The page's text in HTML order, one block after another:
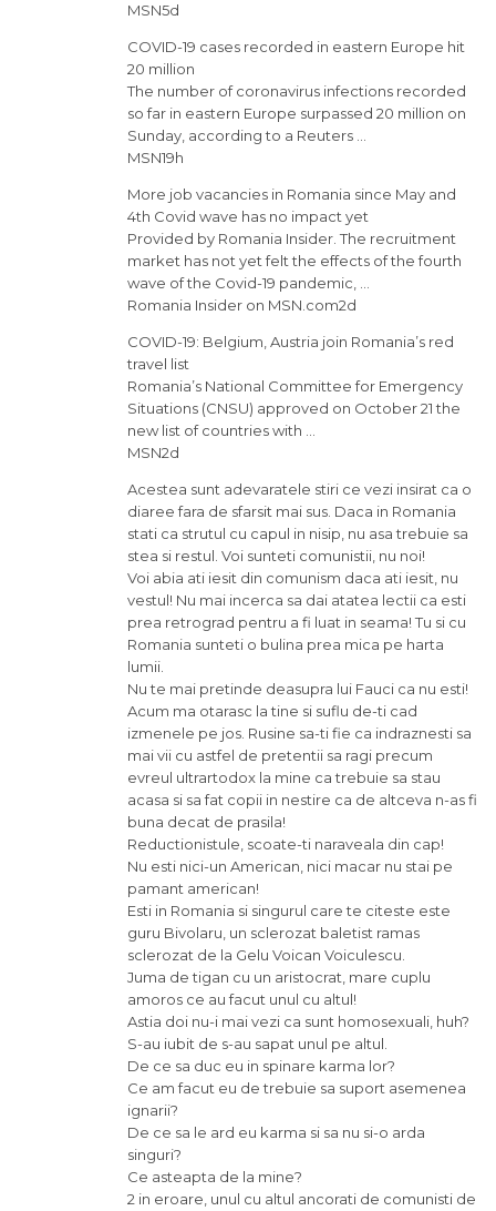
MSN5d
COVID-19 cases recorded in eastern Europe hit
20 million
The number of coronavirus infections recorded
so far in eastern Europe surpassed 20 million on
Sunday, according to a Reuters …
MSN19h
More job vacancies in Romania since May and
4th Covid wave has no impact yet
Provided by Romania Insider. The recruitment
market has not yet felt the effects of the fourth
wave of the Covid-19 pandemic, …
Romania Insider on MSN.com2d
COVID-19: Belgium, Austria join Romania’s red
travel list
Romania’s National Committee for Emergency
Situations (CNSU) approved on October 21 the
new list of countries with …
MSN2d
Acestea sunt adevaratele stiri ce vezi insirat ca o
diaree fara de sfarsit mai sus. Daca in Romania
stati ca strutul cu capul in nisip, nu asa trebuie sa
stea si restul. Voi sunteti comunistii, nu noi!
Voi abia ati iesit din comunism daca ati iesit, nu
vestul! Nu mai incerca sa dai atatea lectii ca esti
prea retrograd pentru a fi luat in seama! Tu si cu
Romania sunteti o bulina prea mica pe harta
lumii.
Nu te mai pretinde deasupra lui Fauci ca nu esti!
Acum ma otarasc la tine si suflu de-ti cad
izmenele pe jos. Rusine sa-ti fie ca indraznesti sa
mai vii cu astfel de pretentii sa ragi precum
evreul ultrartodox la mine ca trebuie sa stau
acasa si sa fat copii in nestire ca de altceva n-as fi
buna decat de prasila!
Reductionistule, scoate-ti naraveala din cap!
Nu esti nici-un American, nici macar nu stai pe
pamant american!
Esti in Romania si singurul care te citeste este
guru Bivolaru, un sclerozat baletist ramas
sclerozat de la Gelu Voican Voiculescu.
Juma de tigan cu un aristocrat, mare cuplu
amoros ce au facut unul cu altul!
Astia doi nu-i mai vezi ca sunt homosexuali, huh?
S-au iubit de s-au sapat unul pe altul.
De ce sa duc eu in spinare karma lor?
Ce am facut eu de trebuie sa suport asemenea
ignarii?
De ce sa le ard eu karma si sa nu si-o arda
singuri?
Ce asteapta de la mine?
2 in eroare, unul cu altul ancorati de comunisti de